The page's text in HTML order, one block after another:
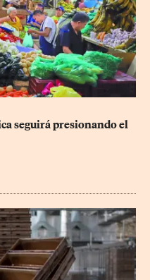
seguirá presionando el